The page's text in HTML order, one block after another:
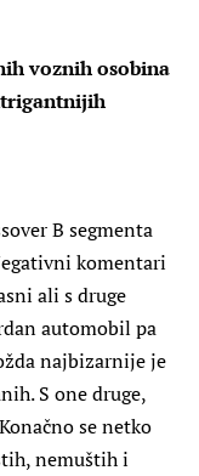
voznih osobina
B segmenta
komentari
ali s druge
automobil pa
najbizarnije je
S one druge,
se netko
nemuštih i